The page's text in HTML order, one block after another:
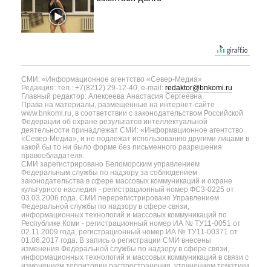
СМИ: «Информационное агентство «Север-Медиа»
Редакция: тел.: +7(8212) 29-12-40, e-mail: redaktor@bnkomi.ru
Главный редактор: Алексеева Анастасия Сергеевна.
Права на материалы, размещённые на интернет-сайте
www.bnkomi.ru, в соответствии с законодательством Российской
Федерации об охране результатов интеллектуальной
деятельности принадлежат СМИ: «Информационное агентство
«Север-Медиа», и не подлежат использованию другими лицами в
какой бы то ни было форме без письменного разрешения
правообладателя.
СМИ зарегистрировано Беломорским управлением
Федеральным службы по надзору за соблюдением
законодательства в сфере массовых коммуникаций и охране
культурного наследия - регистрационный номер ФС3-0225 от
03.03.2006 года. СМИ перерегистрировано Управлением
Федеральной службы по надзору в сфере связи,
информационных технологий и массовых коммуникаций по
Республике Коми - регистрационный номер ИА № ТУ11-0051 от
02.11.2009 года, регистрационный номер ИА № ТУ11-00371 от
01.06.2017 года. В запись о регистрации СМИ внесены
изменения Федеральной службы по надзору в сфере связи,
информационных технологий и массовых коммуникаций в связи с